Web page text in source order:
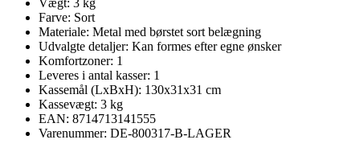
Farve: Sort
Materiale: Metal med børstet sort belægning
Udvalgte detaljer: Kan formes efter egne ønsker
Komfortzoner: 1
Leveres i antal kasser: 1
Kassemål (LxBxH): 130x31x31 cm
Kassevægt: 3 kg
EAN: 8714713141555
Varenummer: DE-800317-B-LAGER